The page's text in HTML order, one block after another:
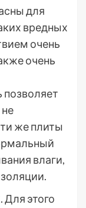
для
вредных
очень
очень
позволяет
же плиты
влаги,
этого